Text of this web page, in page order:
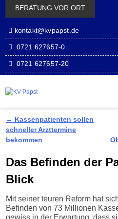
BERATUNG VOR ORT
kontakt@kvpapst.de
0721 627657-0
0721 627657-20
Artikelnavigation
← Kassenpatienten sollen
schneller Arzttermine
bekommen
Das Befinden der
Blick
Mit seiner teuren Reform hat
Befinden von 73 Millionen
gewiss in der Erwartung, dass